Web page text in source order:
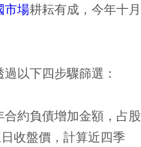
市場耕耘有成，今年十月
以下四步驟篩選：
約負債增加金額，占股
收盤價，計算近四季